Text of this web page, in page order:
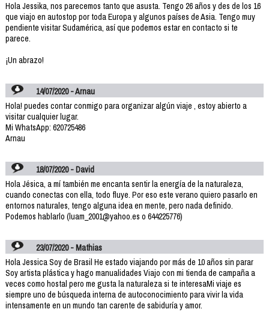
Hola Jessika, nos parecemos tanto que asusta. Tengo 26 años y des de los 16
que viajo en autostop por toda Europa y algunos países de Asia. Tengo muy
pendiente visitar Sudamérica, así que podemos estar en contacto si te
parece.
¡Un abrazo!
14/07/2020 - Arnau
Hola! puedes contar conmigo para organizar algún viaje , estoy abierto a
visitar cualquier lugar.
Mi WhatsApp: 620725486
Arnau
18/07/2020 - David
Hola Jésica, a mí también me encanta sentir la energía de la naturaleza,
cuando conectas con ella, todo fluye. Por eso este verano quiero pasarlo en
entornos naturales, tengo alguna idea en mente, pero nada definido.
Podemos hablarlo (luam_2001@yahoo.es o 644225776)
23/07/2020 - Mathias
Hola Jessica Soy de Brasil He estado viajando por más de 10 años sin parar
Soy artista plástica y hago manualidades Viajo con mi tienda de campaña a
veces como hostal pero me gusta la naturaleza si te interesaMi viaje es
siempre uno de búsqueda interna de autoconocimiento para vivir la vida
intensamente en un mundo tan carente de sabiduría y amor.